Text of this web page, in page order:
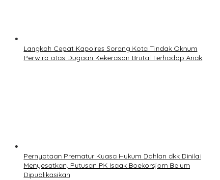
Langkah Cepat Kapolres Sorong Kota Tindak Oknum
Perwira atas Dugaan Kekerasan Brutal Terhadap Anak
Pernyataan Prematur Kuasa Hukum Dahlan dkk Dinilai
Menyesatkan, Putusan PK Isaak Boekorsjom Belum
Dipublikasikan